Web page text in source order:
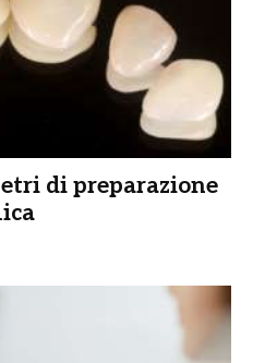
di preparazione